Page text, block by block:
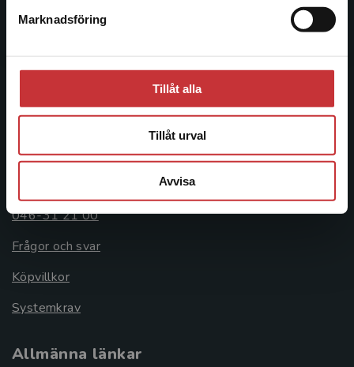
Marknadsföring
Tillåt alla
Tillåt urval
Avvisa
Box 141
Besöksadress:
226 60 Lund
Kundservice
046-31 21 00
Frågor och svar
Köpvillkor
Systemkrav
Allmänna länkar